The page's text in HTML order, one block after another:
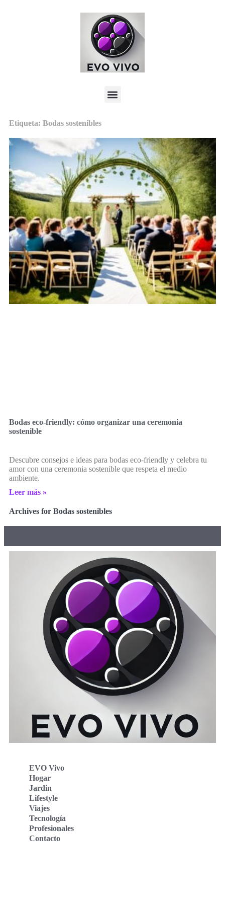
Etiqueta: Bodas sostenibles
Bodas eco-friendly: cómo organizar una ceremonia
sostenible
Descubre consejos e ideas para bodas eco-friendly y celebra tu
amor con una ceremonia sostenible que respeta el medio
ambiente.
Leer más »
Archives for Bodas sostenibles
EVO Vivo
Hogar
Jardin
Lifestyle
Viajes
Tecnología
Profesionales
Contacto